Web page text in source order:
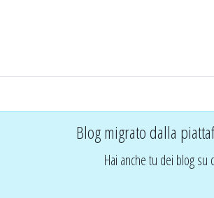
Blog migrato dalla
Hai anche tu dei blog